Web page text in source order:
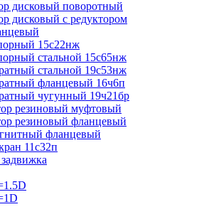
дисковый поворотный
дисковый с редуктором
15с22нж
стальной 15с65нж
стальной 19с53нж
фланцевый 16ч6п
чугунный 19ч21бр
резиновый муфтовый
резиновый фланцевый
фланцевый
11с32п